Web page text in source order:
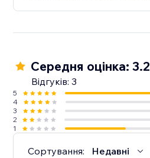
Середня оцінка: 3.2
Відгуків: 3
5
4
3
2
1
Сортування: Недавні